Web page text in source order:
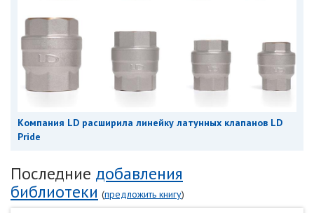
Компания LD расширила линейку латунных клапанов LD
Pride
Последние добавления
библиотеки (предложить книгу)